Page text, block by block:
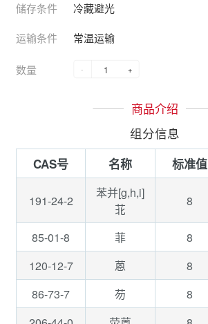
储存条件 冷藏避光
运输条件 常温运输
数量 - +
商品介绍
组分信息
CAS号 名称 标准值
191-24-2
苯并[g,h,i]
苝
8
85-01-8 菲 8
120-12-7
蒽 8
86-73-7
芴 8